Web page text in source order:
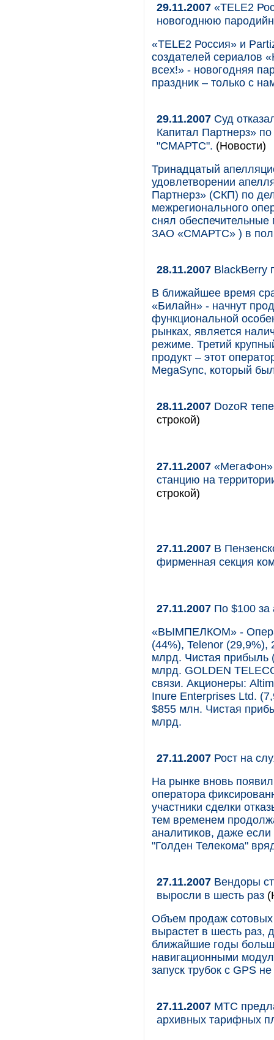
29.11.2007 «TELE2
новогоднюю
«TELE2 Россия» и
создателей сериалов
всех!» - новогодняя
праздник – только с
29.11.2007 Суд
Капитал Партнерз»
"СМАРТС". (Новости)
Тринадцатый
удовлетворении
Партнерз» (СКП) по
межрегионального
снял
ЗАО «СМАРТС» ) в
28.11.2007 BlackBerry
В ближайшее время
«Билайн» - начнут
функциональной
рынках, является
режиме. Третий
продукт – этот
MegaSync, который
28.11.2007 DozoR
строкой)
27.11.2007 «МегаФон»
станцию на
строкой)
27.11.2007 В
фирменная секция
27.11.2007 По $100 за
«ВЫМПЕЛКОМ» -
(44%), Telenor (29,9%),
млрд. Чистая прибыль
млрд. GOLDEN
связи. Акционеры:
Inure Enterprises Ltd.
$855 млн. Чистая
млрд.
27.11.2007 Рост на
На рынке вновь
оператора
участники сделки
тем временем
аналитиков, даже
"Голден Телекома"
27.11.2007 Вендоры
выросли в шесть раз
Объем продаж сотовых
вырастет в шесть раз,
ближайшие годы
навигационными
запуск трубок с GPS
27.11.2007 МТС
архивных тарифных